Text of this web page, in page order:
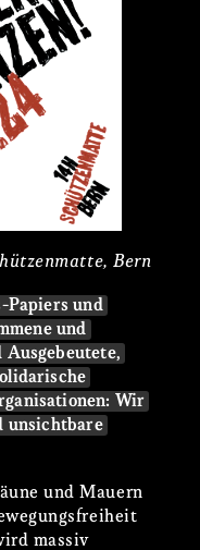
Bern
Papiers und
und
Wir
unsichtbare
und Mauern
massiv